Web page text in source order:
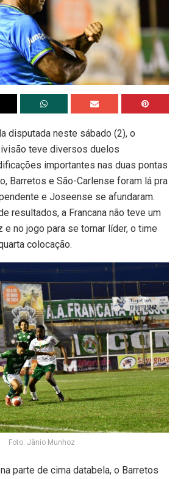
disputada neste sábado (2), o
teve diversos duelos
importantes nas duas pontas
Barretos e São-Carlense foram lá pra
e Joseense se afundaram.
resultados, a Francana não teve um
no jogo para se tornar líder, o time
colocação.
Foto: Jânio Munhoz
parte de cima databela, o Barretos